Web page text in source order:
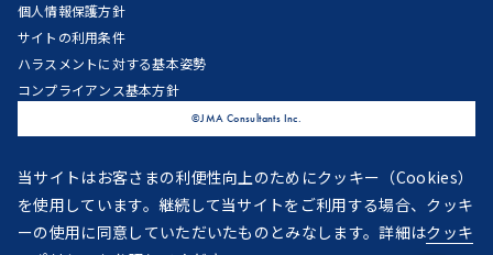
個人情報保護方針
サイトの利用条件
ハラスメントに対する基本姿勢
コンプライアンス基本方針
©JMA Consultants Inc.
当サイトはお客さまの利便性向上のためにクッキー（Cookies）
を使用しています。継続して当サイトをご利用する場合、クッキ
ーの使用に同意していただいたものとみなします。詳細はクッキ